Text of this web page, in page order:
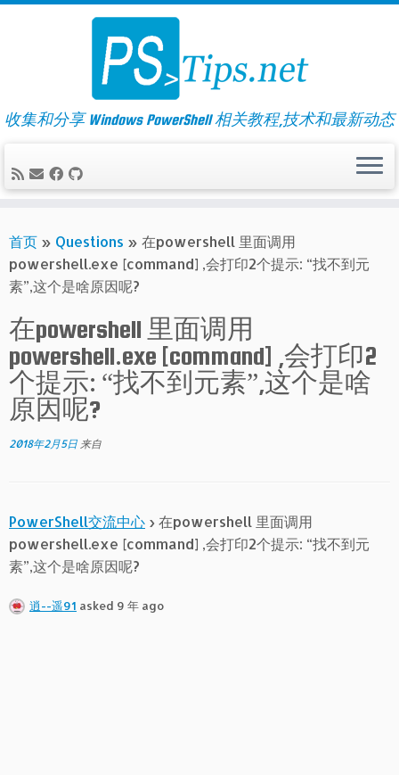
Skip
收集和分享 Windows PowerShell 相关教程,技术和最新动态
首页 » Questions » 在powershell 里面调用
powershell.exe [command] ,会打印2个提示: “找不到元
素”,这个是啥原因呢?
在powershell 里面调用
powershell.exe [command] ,会打印2
个提示: “找不到元素”,这个是啥
原因呢?
2018年2月5日 来自
PowerShell交流中心 › 在powershell 里面调用
powershell.exe [command] ,会打印2个提示: “找不到元
素”,这个是啥原因呢?
逍--遥91 asked 9 年 ago